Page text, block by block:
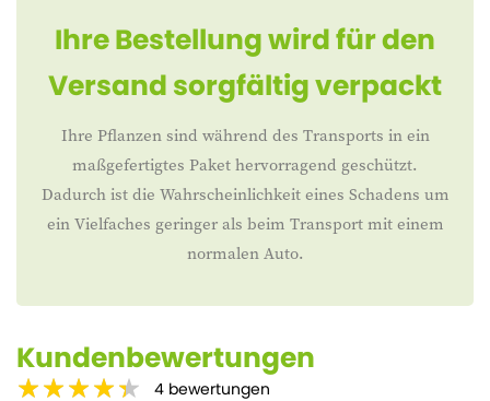
Ihre Bestellung wird für den
Versand sorgfältig verpackt
Ihre Pflanzen sind während des Transports in ein
maßgefertigtes Paket hervorragend geschützt.
Dadurch ist die Wahrscheinlichkeit eines Schadens um
ein Vielfaches geringer als beim Transport mit einem
normalen Auto.
Kundenbewertungen
4 bewertungen